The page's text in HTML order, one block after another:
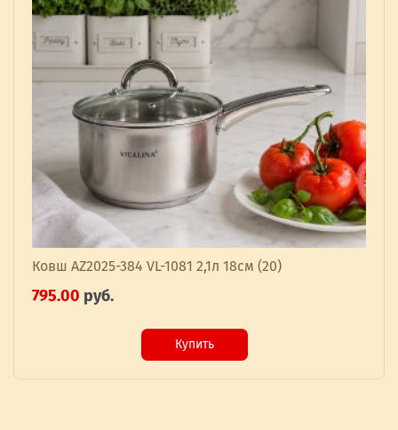
Ковш AZ2025-384 VL-1081 2,1л 18см (20)
795.00 руб.
Купить